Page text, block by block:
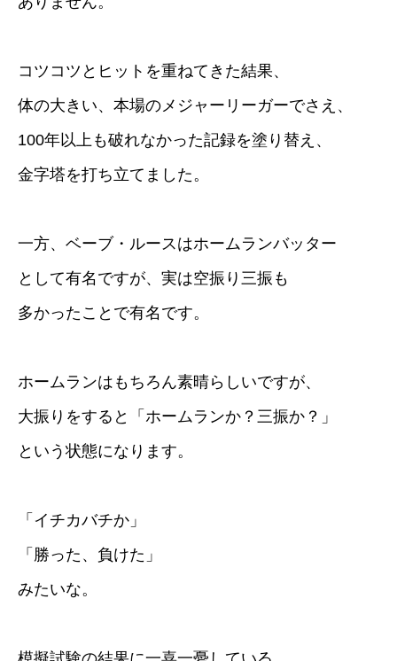
コツコツとヒットを重ねてきた結果、
体の大きい、本場のメジャーリーガーでさえ、
100年以上も破れなかった記録を塗り替え、
金字塔を打ち立てました。
一方、ベーブ・ルースはホームランバッター
として有名ですが、実は空振り三振も
多かったことで有名です。
ホームランはもちろん素晴らしいですが、
大振りをすると「ホームランか？三振か？」
という状態になります。
「イチカバチか」
「勝った、負けた」
みたいな。